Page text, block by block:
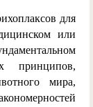
для
или
принципов,
мира,